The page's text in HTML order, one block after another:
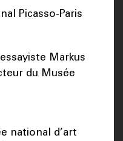
Picasso-Paris
Markus
du Musée
national d’art